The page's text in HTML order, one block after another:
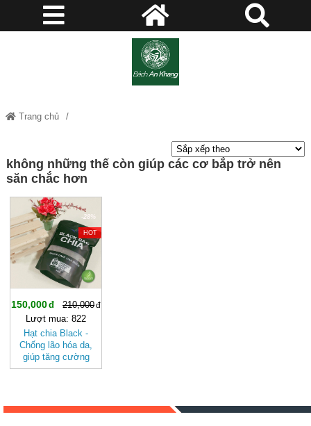
Trang chủ
không những thế còn giúp các cơ bắp trở nên săn chắc hơn
không những thế còn giúp các cơ bắp trở nên
săn chắc hơn
-28%
HOT
150,000
210,000
Lượt mua: 822
Hạt chia Black -
Chống lão hóa da,
giúp tăng cường
sức khỏe, giảm béo,
cường sữa cho phụ
nữ mang thai và sau